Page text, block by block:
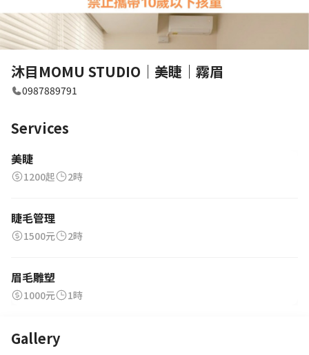
沐目MOMU STUDIO｜美睫｜霧眉
0987889791
Services
美睫
1200起 2時
睫毛管理
1500元 2時
眉毛雕塑
1000元 1時
Gallery